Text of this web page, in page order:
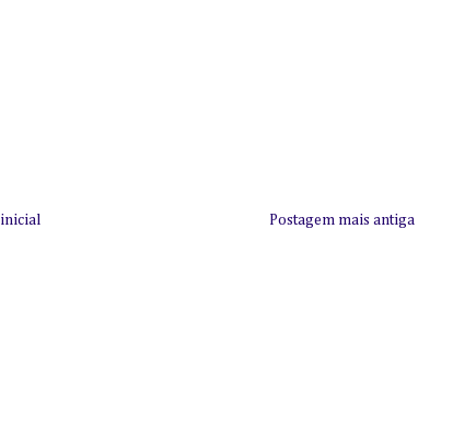
Postagem mais antiga